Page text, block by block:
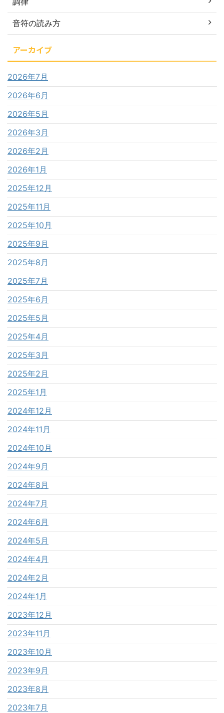
音符の読み方
アーカイブ
2026年7月
2026年6月
2026年5月
2026年3月
2026年2月
2026年1月
2025年12月
2025年11月
2025年10月
2025年9月
2025年8月
2025年7月
2025年6月
2025年5月
2025年4月
2025年3月
2025年2月
2025年1月
2024年12月
2024年11月
2024年10月
2024年9月
2024年8月
2024年7月
2024年6月
2024年5月
2024年4月
2024年2月
2024年1月
2023年12月
2023年11月
2023年10月
2023年9月
2023年8月
2023年7月